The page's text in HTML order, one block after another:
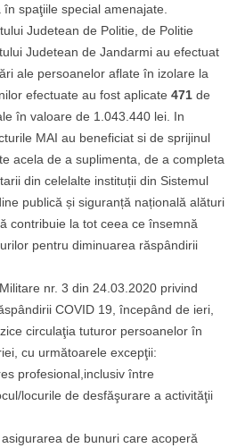
spaţiile special amenajate.
Judetean de Politie, de Politie
Judetean de Jandarmi au efectuat
ale persoanelor aflate în izolare la
efectuate au fost aplicate 471 de
în valoare de 1.043.440 lei. In
MAI au beneficiat si de sprijinul
acela de a suplimenta, de a completa
din celelalte instituții din Sistemul
publică și siguranță națională alături
contribuie la tot ceea ce însemnă
pentru diminuarea răspândirii
nr. 3 din 24.03.2020 privind
COVID 19, începând de ieri,
circulaţia tuturor persoanelor în
cu următoarele excepţii:
profesional,inclusiv între
locurile de desfăşurare a activităţii
de bunuri care acoperă